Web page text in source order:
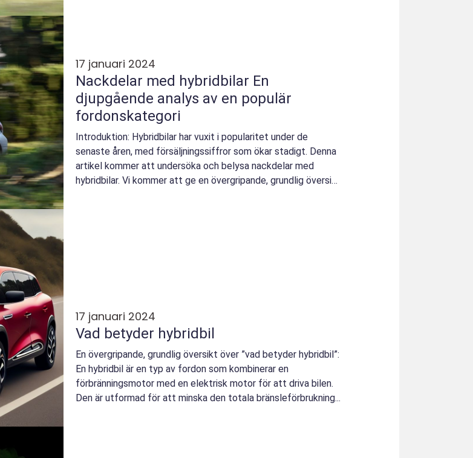
17 januari 2024
Nackdelar med hybridbilar En
djupgående analys av en populär
fordonskategori
Introduktion: Hybridbilar har vuxit i popularitet under de
senaste åren, med försäljningssiffror som ökar stadigt. Denna
artikel kommer att undersöka och belysa nackdelar med
hybridbilar. Vi kommer att ge en övergripande, grundlig översikt
17 januari 2024
Vad betyder hybridbil
En övergripande, grundlig översikt över ”vad betyder hybridbil”:
En hybridbil är en typ av fordon som kombinerar en
förbränningsmotor med en elektrisk motor för att driva bilen.
Den är utformad för att minska den totala bränsleförbrukning...